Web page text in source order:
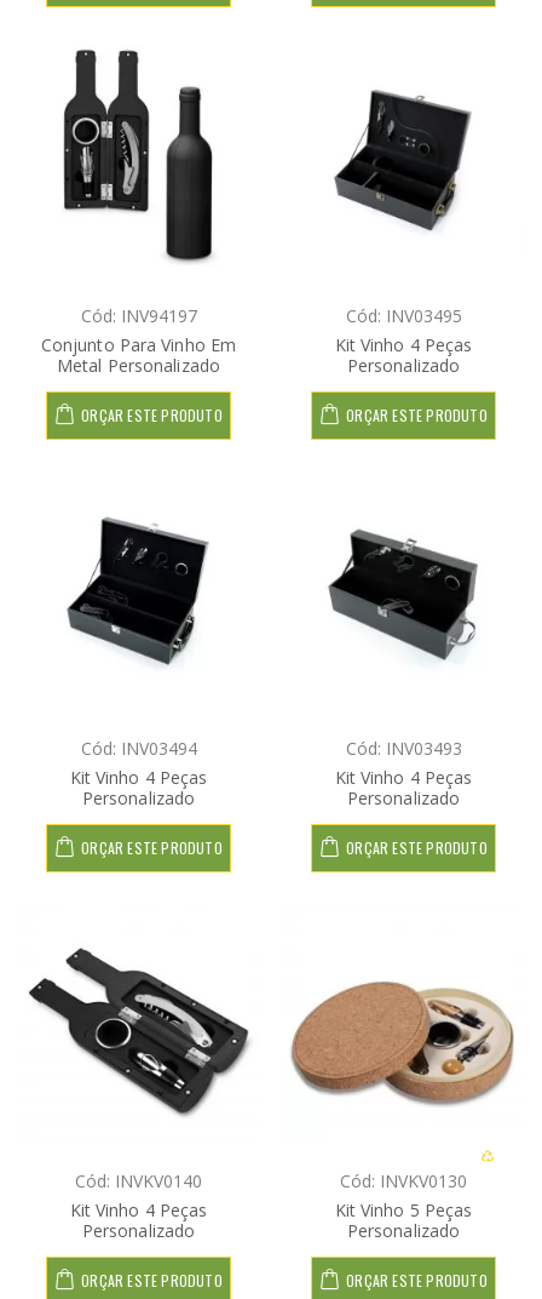
Cód: INV94197
Conjunto Para Vinho Em
Metal Personalizado
ORÇAR ESTE PRODUTO
Cód: INV03495
Kit Vinho 4 Peças
Personalizado
ORÇAR ESTE PRODUTO
Cód: INV03494
Kit Vinho 4 Peças
Personalizado
ORÇAR ESTE PRODUTO
Cód: INV03493
Kit Vinho 4 Peças
Personalizado
ORÇAR ESTE PRODUTO
Cód: INVKV0140
Kit Vinho 4 Peças
Personalizado
ORÇAR ESTE PRODUTO
Cód: INVKV0130
Kit Vinho 5 Peças
Personalizado
ORÇAR ESTE PRODUTO